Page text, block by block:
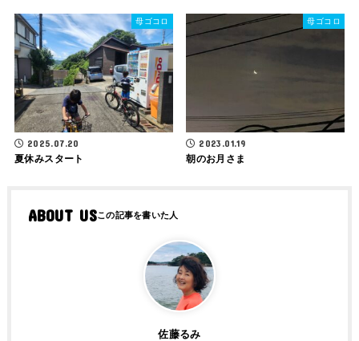
母ゴコロ
2025.07.20
夏休みスタート
母ゴコロ
2023.01.19
朝のお月さま
ABOUT US
佐藤るみ